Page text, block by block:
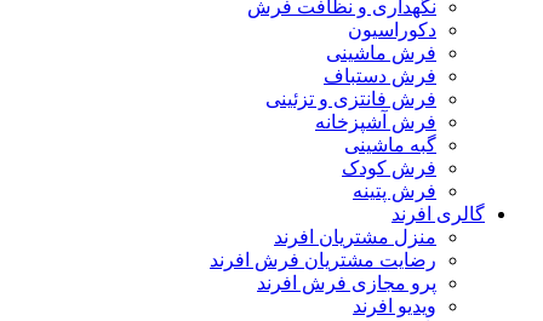
نگهداری و نظافت فرش
دکوراسیون
فرش ماشینی
فرش دستباف
فرش فانتزی و تزئینی
فرش آشپزخانه
گبه ماشینی
فرش کودک
فرش پتینه
گالری افرند
منزل مشتریان افرند
رضایت مشتریان فرش افرند
پرو مجازی فرش افرند
ویدیو افرند